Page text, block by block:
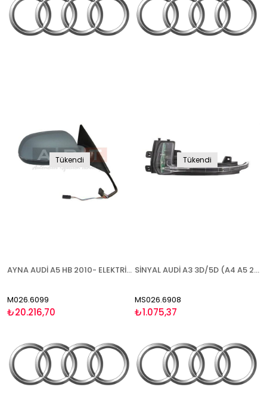
Tükendi
AYNA AUDİ A5 HB 2010- ELEKTRİKLİ ISITMALI ASTARLI SİNYALLİ SAĞ
M026.6099
₺20.216,70
Tükendi
SİNYAL AUDİ A3 3D/5D (A4 A5 2010-) 2010-2012 SOL
MS026.6908
₺1.075,37